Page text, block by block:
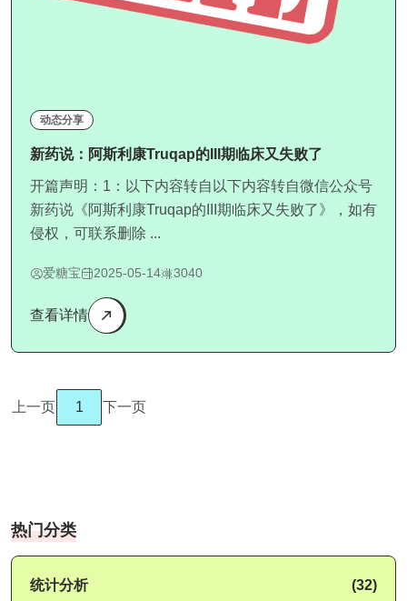
动态分享
新药说：阿斯利康Truqap的III期临床又失败了
开篇声明：1：以下内容转自以下内容转自微信公众号
新药说《阿斯利康Truqap的III期临床又失败了》，如有
侵权，可联系删除 ...
爱糖宝 2025-05-14 3040
查看详情
上一页 1 下一页
热门分类
统计分析 (32)